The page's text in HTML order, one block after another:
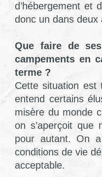
d’hébergement et
donc un dans
Que faire de
campements en
terme ?
Cette situation est
entend certains
misère du monde
on s’aperçoit que
pour autant. On
conditions de vie
acceptable.